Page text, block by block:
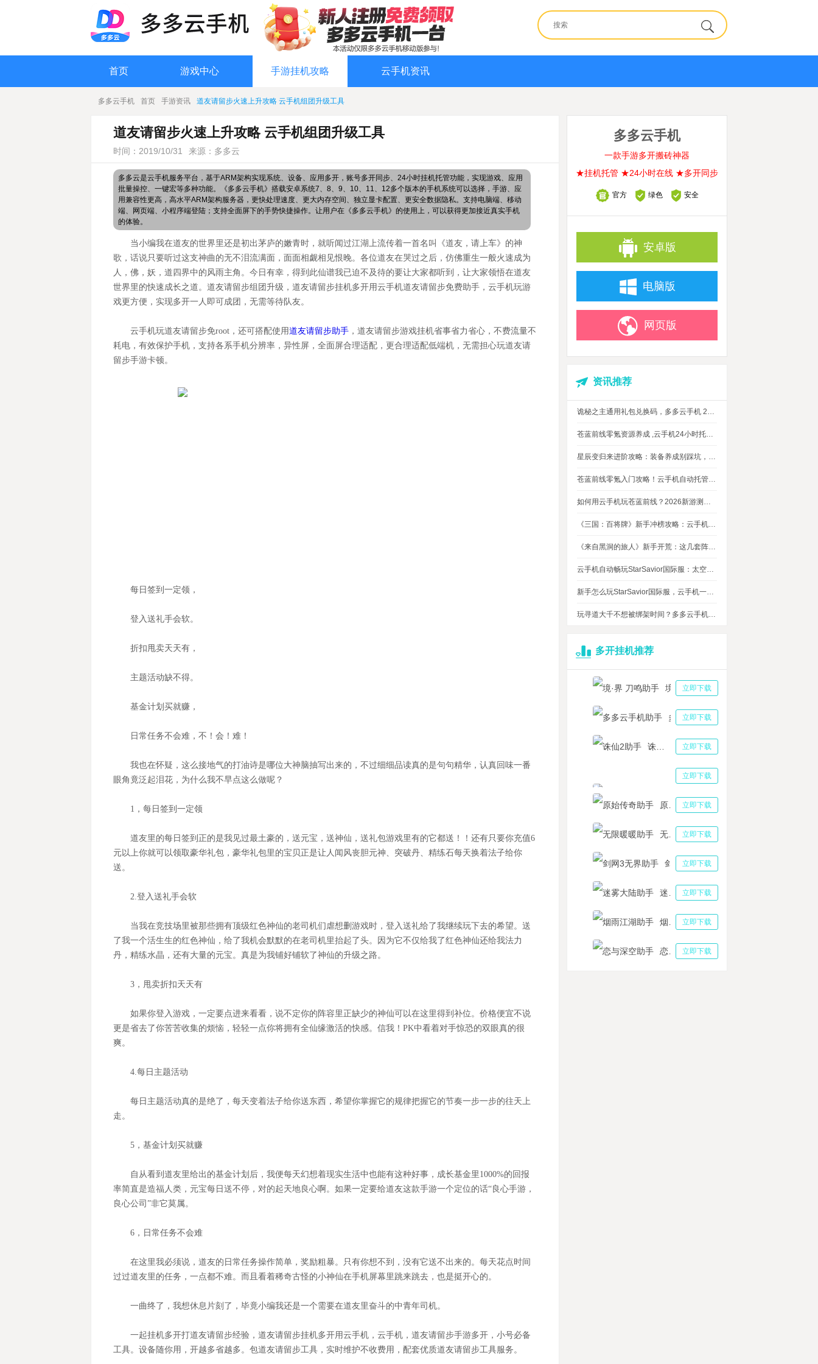
首页 游戏中心 手游挂机攻略 云手机资讯
多多云手机 首页 手游资讯 道友请留步火速上升攻略 云手机组团升级工具
道友请留步火速上升攻略 云手机组团升级工具
时间：2019/10/31 来源：多多云
多多云是云手机服务平台，基于ARM架构实现系统、设备、应用多开，账号多开同步、24小时挂机托管功能，实现游戏、应用
批量操控、一键宏等多种功能。《多多云手机》搭载安卓系统7、8、9、10、11、12多个版本的手机系统可以选择，手游、应
用兼容性更高，高水平ARM架构服务器，更快处理速度、更大内存空间、独立显卡配置、更安全数据隐私。支持电脑端、移动
端、网页端、小程序端登陆；支持全面屏下的手势快捷操作。让用户在《多多云手机》的使用上，可以获得更加接近真实手机
的体验。
当小编我在道友的世界里还是初出茅庐的嫩青时，就听闻过江湖上流传着一首名叫《道友，请上车》的神
歌，话说只要听过这支神曲的无不泪流满面，面面相觑相见恨晚。各位道友在哭过之后，仿佛重生一般火速成为
人，佛，妖，道四界中的风雨主角。今日有幸，得到此仙谱我已迫不及待的要让大家都听到，让大家领悟在道友
世界里的快速成长之道。道友请留步组团升级，道友请留步挂机多开用云手机道友请留步免费助手，云手机玩游
戏更方便，实现多开一人即可成团，无需等待队友。
云手机玩道友请留步免root，还可搭配使用道友请留步助手 ，道友请留步游戏挂机省事省力省心，不费流量不
耗电，有效保护手机，支持各系手机分辨率，异性屏，全面屏合理适配，更合理适配低端机，无需担心玩道友请
留步手游卡顿。
每日签到一定领，
登入送礼手会软。
折扣甩卖天天有，
主题活动缺不得。
基金计划买就赚，
日常任务不会难，不！会！难！
我也在怀疑，这么接地气的打油诗是哪位大神脑抽写出来的，不过细细品读真的是句句精华，认真回味一番
眼角竟泛起泪花，为什么我不早点这么做呢？
1 ，每日签到一定领
道友里的每日签到正的是我见过最土豪的，送元宝，送神仙，送礼包游戏里有的它都送！！还有只要你充值6
元以上你就可以领取豪华礼包，豪华礼包里的宝贝正是让人闻风丧胆元神、突破丹、精练石每天换着法子给你
送。
2.登入送礼手会软
当我在竞技场里被那些拥有顶级红色神仙的老司机们虐想删游戏时，登入送礼给了我继续玩下去的希望。送
了我一个活生生的红色神仙，给了我机会默默的在老司机里抬起了头。因为它不仅给我了红色神仙还给我法力
丹，精练水晶，还有大量的元宝。真是为我铺好铺软了神仙的升级之路。
3 ，甩卖折扣天天有
如果你登入游戏，一定要点进来看看，说不定你的阵容里正缺少的神仙可以在这里得到补位。价格便宜不说
更是省去了你苦苦收集的烦恼，轻轻一点你将拥有全仙缘激活的快感。信我！PK中看着对手惊恐的双眼真的很
爽。
4.每日主题活动
每日主题活动真的是绝了，每天变着法子给你送东西，希望你掌握它的规律把握它的节奏一步一步的往天上
走。
5 ，基金计划买就赚
自从看到道友里给出的基金计划后，我便每天幻想着现实生活中也能有这种好事，成长基金里1000%的回报
率简直是造福人类，元宝每日送不停，对的起天地良心啊。如果一定要给道友这款手游一个定位的话“良心手游，
良心公司”非它莫属。
6 ，日常任务不会难
在这里我必须说，道友的日常任务操作简单，奖励粗暴。只有你想不到，没有它送不出来的。每天花点时间
过过道友里的任务，一点都不难。而且看着稀奇古怪的小神仙在手机屏幕里跳来跳去，也是挺开心的。
一曲终了，我想休息片刻了，毕竟小编我还是一个需要在道友里奋斗的中青年司机。
一起挂机多开打道友请留步经验，道友请留步挂机多开用云手机，云手机，道友请留步手游多开，小号必备
工具。设备随你用，开越多省越多。包道友请留步工具，实时维护不收费用，配套优质道友请留步工具服务。
多多云手机
一款手游多开搬砖神器
★挂机托管 ★24小时在线 ★多开同步
官方 绿色 安全
安卓版
电脑版
网页版
资讯推荐
诡秘之主通用礼包兑换码，多多云手机 24 小时挂机攻略
苍蓝前线零氪资源养成 ,云手机24小时托管，上班自动肝资源
星辰变归来进阶攻略：装备养成别踩坑，这几个技巧让你省下80%资源
苍蓝前线零氪入门攻略！云手机自动托管，24小时自动刷资源不掉队
如何用云手机玩苍蓝前线？2026新游测评，新手入坑玩法指南
《三国：百将牌》新手冲榜攻略：云手机多开挂机，轻松拿捏牌局优势
《来自黑洞的旅人》新手开荒：这几套阵容，实测好用
云手机自动畅玩StarSavior国际服：太空星战到底值不值得入坑
新手怎么玩StarSavior国际服，云手机一键搞定
玩寻道大千不想被绑架时间？多多云手机帮我自动挂机平衡游戏和生活
多开挂机推荐
立即下载
立即下载
多多云手机助手
立即下载
立即下载
三国志战略版助手
立即下载
立即下载
立即下载
立即下载
立即下载
立即下载